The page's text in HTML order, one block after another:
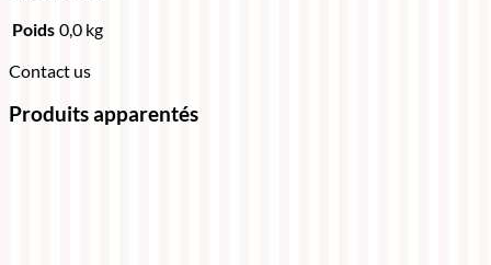
Poids 0,0 kg
Contact us
Produits apparentés